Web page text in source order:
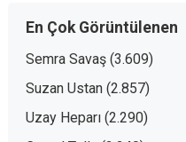
En Çok Görüntülenen
Semra Savaş (3.609)
Suzan Ustan (2.857)
Uzay Heparı (2.290)